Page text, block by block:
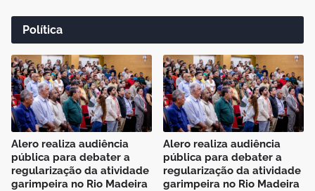
Política
Alero realiza audiência
pública para debater a
regularização da atividade
garimpeira no Rio Madeira
Alero realiza audiência
pública para debater a
regularização da atividade
garimpeira no Rio Madeira